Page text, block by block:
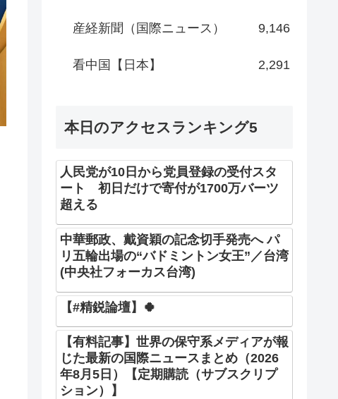
産経新聞（国際ニュース） 9,146
看中国【日本】 2,291
本日のアクセスランキング5
人民党が10日から党員登録の受付スタ
ート 初日だけで寄付が1700万バーツ
超える
中華郵政、戴資穎の記念切手発売へ パ
リ五輪出場の“バドミントン女王”／台湾
(中央社フォーカス台湾)
【#精鋭論壇】🍀
【有料記事】世界の保守系メディアが報
じた最新の国際ニュースまとめ（2026
年8月5日）【定期購読（サブスクリプ
ション）】